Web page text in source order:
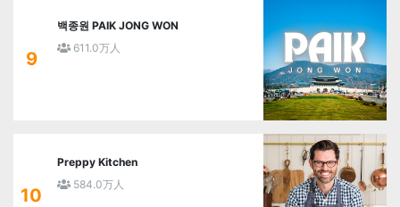
9
백종원 PAIK JONG WON
611.0万人
10
Preppy Kitchen
584.0万人